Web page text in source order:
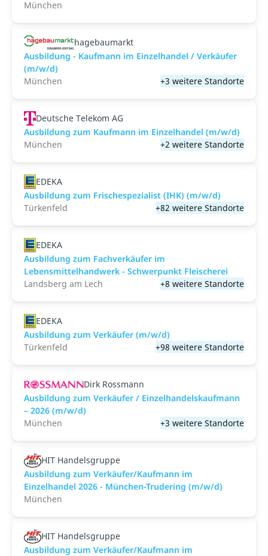
München
hagebaumarkt
Ausbildung - Kaufmann im Einzelhandel / Verkäufer
(m/w/d)
München
+3 weitere Standorte
Deutsche Telekom AG
Ausbildung zum Kaufmann im Einzelhandel (m/w/d)
München
+2 weitere Standorte
EDEKA
Ausbildung zum Frischespezialist (IHK) (m/w/d)
Türkenfeld
+82 weitere Standorte
EDEKA
Ausbildung zum Fachverkäufer im
Lebensmittelhandwerk - Schwerpunkt Fleischerei
Landsberg am Lech
+8 weitere Standorte
EDEKA
Ausbildung zum Verkäufer (m/w/d)
Türkenfeld
+98 weitere Standorte
Dirk Rossmann
Ausbildung zum Verkäufer / Einzelhandelskaufmann
– 2026 (m/w/d)
München
+3 weitere Standorte
HIT Handelsgruppe
Ausbildung zum Verkäufer/Kaufmann im
Einzelhandel 2026 - München-Trudering (m/w/d)
München
HIT Handelsgruppe
Ausbildung zum Verkäufer/Kaufmann im